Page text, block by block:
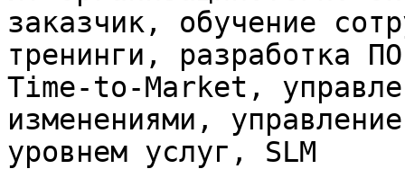
заказчик, обучение
тренинги, разработка
Time-to-Market,
изменениями,
уровнем услуг, SLM